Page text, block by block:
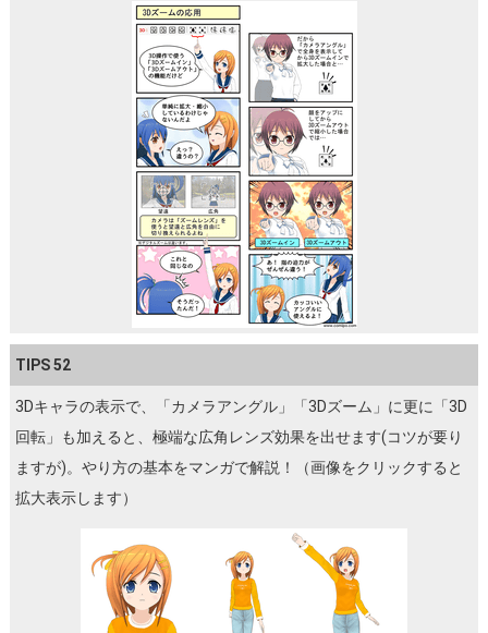
TIPS 52
3Dキャラの表示で、「カメラアングル」「3Dズーム」に更に「3D
回転」も加えると、極端な広角レンズ効果を出せます(コツが要り
ますが)。やり方の基本をマンガで解説！（画像をクリックすると
拡大表示します）